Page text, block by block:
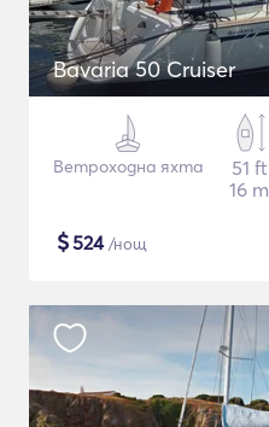
Bavaria 50 Cruiser
Ветроходна яхта
51 ft
16 m
$524/нощ